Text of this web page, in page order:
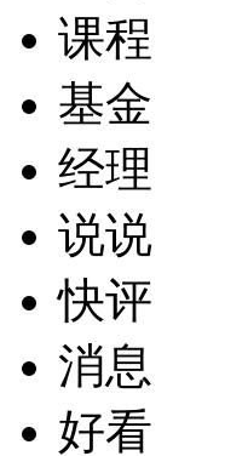
课程
基金
经理
说说
快评
消息
好看